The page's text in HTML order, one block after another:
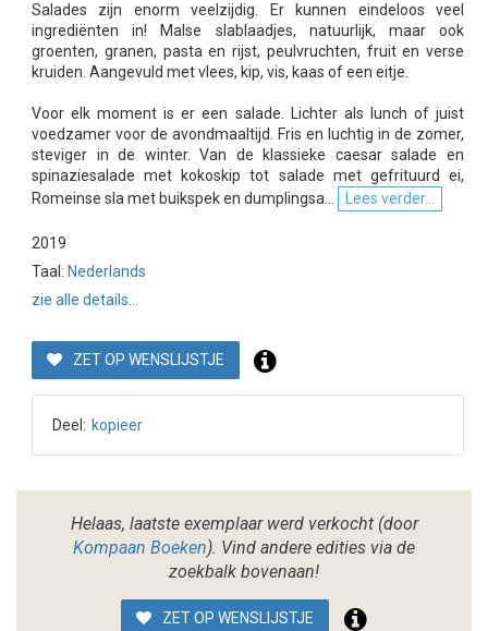
Salades zijn enorm veelzijdig. Er kunnen eindeloos veel
ingrediënten in! Malse slablaadjes, natuurlijk, maar ook
groenten, granen, pasta en rijst, peulvruchten, fruit en verse
kruiden. Aangevuld met vlees, kip, vis, kaas of een eitje.
Voor elk moment is er een salade. Lichter als lunch of juist
voedzamer voor de avondmaaltijd. Fris en luchtig in de zomer,
steviger in de winter. Van de klassieke caesar salade en
spinaziesalade met kokoskip tot salade met gefrituurd ei,
Romeinse sla met buikspek en dumplingsa...
Lees verder...
2019
Taal: Nederlands
zie alle details...
ZET OP WENSLIJSTJE
Deel: kopieer
Helaas, laatste exemplaar werd verkocht (door
Kompaan Boeken). Vind andere edities via de
zoekbalk bovenaan!
ZET OP WENSLIJSTJE